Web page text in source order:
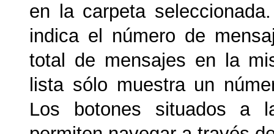
en la carpeta
indica el número de
total de mensajes en la
lista sólo muestra un
Los botones situados a